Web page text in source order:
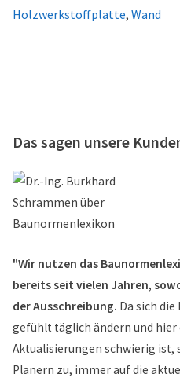
Holzwerkstoffplatte, Wand
Das sagen unsere
"Wir nutzen das
bereits seit vielen Jahren,
der Ausschreibung. Da sich
gefühlt täglich ändern und hier
Aktualisierungen schwierig ist,
Planern zu, immer auf die